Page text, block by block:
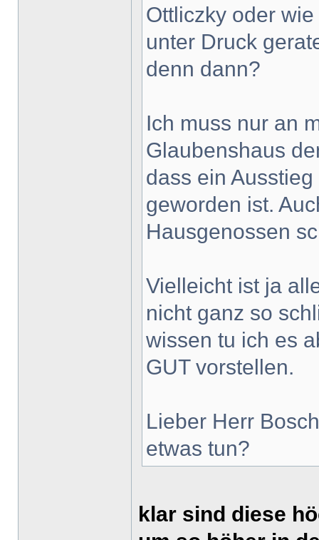
Ottliczky oder
unter Druck
denn dann?
Ich muss nur an
Glaubenshaus
dass ein
geworden ist.
Hausgenossen
Vielleicht ist ja
nicht ganz so
wissen tu ich es
GUT vorstellen.
Lieber Herr
etwas tun?
klar sind diese